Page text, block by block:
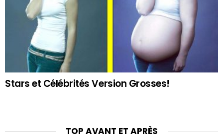
Stars et Célébrités Version Grosses!
TOP AVANT ET APRÈS